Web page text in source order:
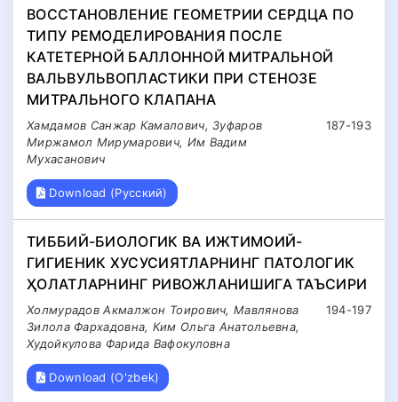
ВОССТАНОВЛЕНИЕ ГЕОМЕТРИИ СЕРДЦА ПО
ТИПУ РЕМОДЕЛИРОВАНИЯ ПОСЛЕ
КАТЕТЕРНОЙ БАЛЛОННОЙ МИТРАЛЬНОЙ
ВАЛЬВУЛЬВОПЛАСТИКИ ПРИ СТЕНОЗЕ
МИТРАЛЬНОГО КЛАПАНА
187-193
Хамдамов Санжар Камалович, Зуфаров
Миржамол Мирумарович, Им Вадим
Мухасанович
Download (Русский)
ТИББИЙ-БИОЛОГИК ВА ИЖТИМОИЙ-
ГИГИЕНИК ХУСУСИЯТЛАРНИНГ ПАТОЛОГИК
ҲОЛАТЛАРНИНГ РИВОЖЛАНИШИГА ТАЪСИРИ
194-197
Холмурадов Акмалжон Тоирович, Мавлянова
Зилола Фархадовна, Ким Ольга Анатольевна,
Худойкулова Фарида Вафокуловна
Download (O'zbek)